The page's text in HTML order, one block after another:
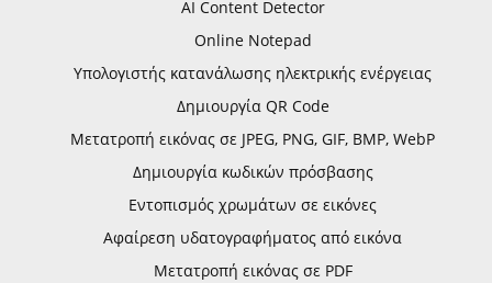
AI Content Detector
Online Notepad
Υπολογιστής κατανάλωσης ηλεκτρικής ενέργειας
Δημιουργία QR Code
Μετατροπή εικόνας σε JPEG, PNG, GIF, BMP, WebP
Δημιουργία κωδικών πρόσβασης
Εντοπισμός χρωμάτων σε εικόνες
Αφαίρεση υδατογραφήματος από εικόνα
Μετατροπή εικόνας σε PDF